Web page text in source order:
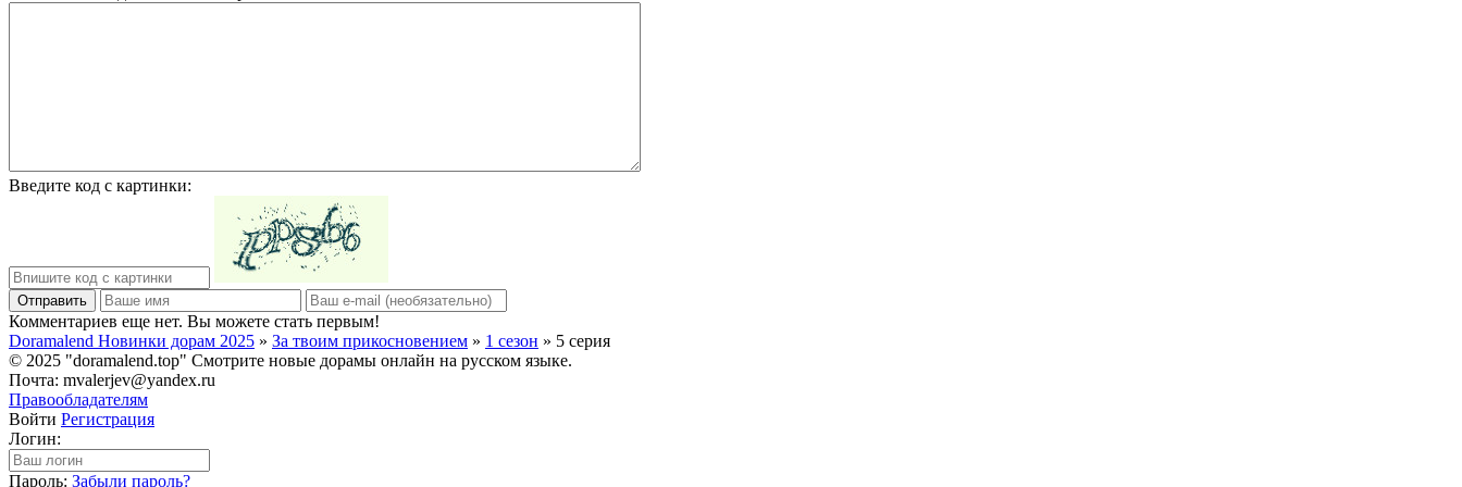
Введите код с картинки:
Отправить
Комментариев еще нет. Вы можете стать первым!
Doramalend Новинки дорам 2025 » За твоим прикосновением » 1 сезон » 5 серия
© 2025 "doramalend.top" Смотрите новые дорамы онлайн на русском языке.
Почта: mvalerjev@yandex.ru
Правообладателям
Войти Регистрация
Логин:
Пароль: Забыли пароль?